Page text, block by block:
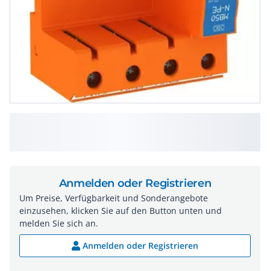
Anmelden oder Registrieren
Um Preise, Verfügbarkeit und Sonderangebote
einzusehen, klicken Sie auf den Button unten und
melden Sie sich an.
Anmelden oder Registrieren